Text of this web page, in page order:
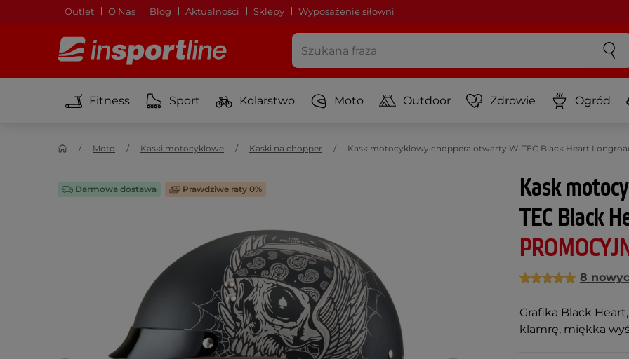
Outlet O Nas Blog Aktualności Sklepy Wyposażenie siłowni
Fitness Sport Kolarstwo Moto Outdoor Zdrowie Ogród
Moto Kaski motocyklowe Kaski na chopper Kask motocyklowy choppera otwarty W-TEC Black Heart
Kask
TEC Black
8
Grafika Black
klamrę, miękka
Darmowa dostawa Prawdziwe raty 0%